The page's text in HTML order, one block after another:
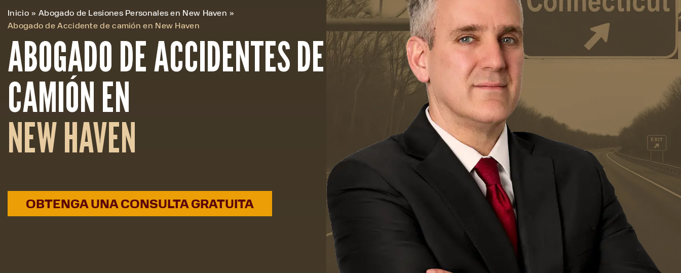
Inicio » Abogado de Lesiones Personales en New Haven »
Abogado de Accidente de camión en New Haven
ABOGADO DE ACCIDENTES DE
CAMIÓN EN
NEW HAVEN
OBTENGA UNA CONSULTA GRATUITA